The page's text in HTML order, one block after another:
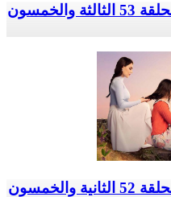
مسلسل ثلاث اخوات 2 الحلقة 53 الثالثة والخمسون
مسلسل ثلاث اخوات 2 الحلقة 52 الثانية والخمسون